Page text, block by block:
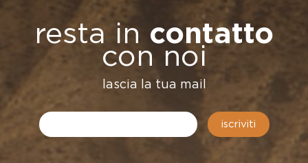
resta in contatto
con noi
lascia la tua mail
iscriviti